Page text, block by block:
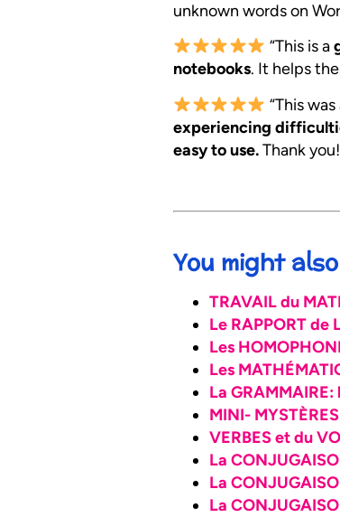
unknown words on
“This is a
notebooks. It helps
“This was
experiencing
easy to use.Thank
You might
TRAVAIL du
Le RAPPORT de
Les
Les
La GRAMMAIRE:
MINI-
VERBES et du
La
La
La